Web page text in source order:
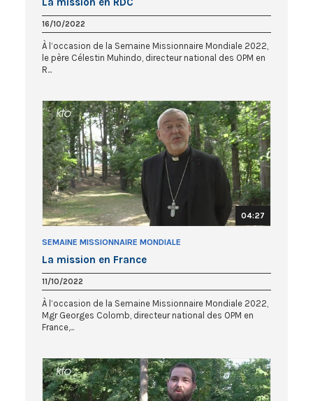
16/10/2022
À l’occasion de la Semaine Missionnaire Mondiale 2022,
le père Célestin Muhindo, directeur national des OPM en
R...
04:27
SEMAINE MISSIONNAIRE MONDIALE
La mission en France
11/10/2022
À l’occasion de la Semaine Missionnaire Mondiale 2022,
Mgr Georges Colomb, directeur national des OPM en
France,...